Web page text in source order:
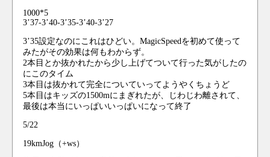
1000*5
3’37-3’40-3’35-3’40-3’27
3’35設定なのにこれはひどい。MagicSpeedを初めて使って
みたがその効果は何もわからず。
2本目とか抜かれたから少し上げてついて行った気がしたの
にこのタイム
3本目は抜かれて完全についていってようやくちょうど
5本目はキッズの1500mにまぎれたが、じわじわ離されて、
最後は本当にいっぱいいっぱいになって終了
5/22
19kmJog（+ws）